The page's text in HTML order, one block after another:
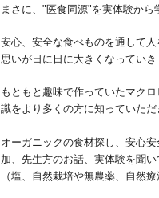
まさに、"医食同源"を実体験から
安心、安全な食べものを通して
思いが日に日に大きくなっていき
もともと趣味で作っていたマク
識をより多くの方に知っていた
オーガニックの食材探し、安心
加、先生方のお話、実体験を聞
（塩、自然栽培や無農薬、自然